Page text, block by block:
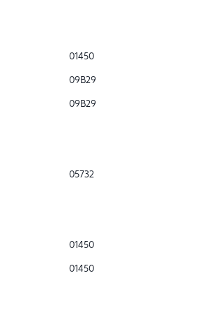
01450
09B29
09B29
05732
01450
01450